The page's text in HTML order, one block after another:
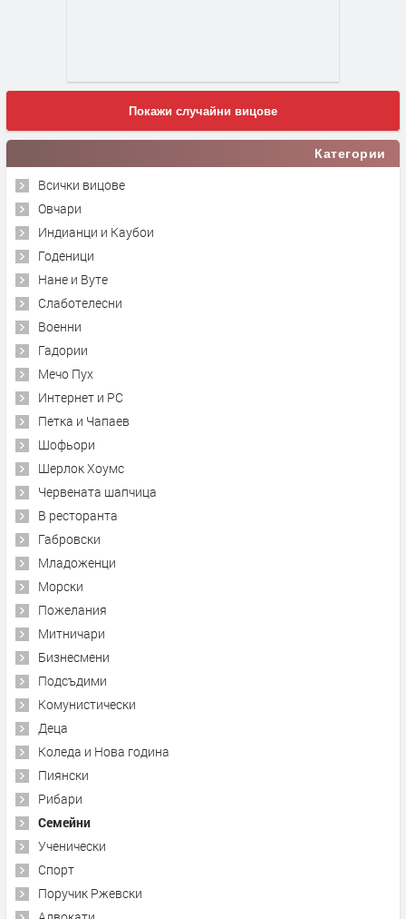
Покажи случайни вицове
Категории
Всички вицове
Овчари
Индианци и Каубои
Годеници
Нане и Вуте
Слаботелесни
Военни
Гадории
Мечо Пух
Интернет и PC
Петка и Чапаев
Шофьори
Шерлок Хоумс
Червената шапчица
В ресторанта
Габровски
Младоженци
Морски
Пожелания
Митничари
Бизнесмени
Подсъдими
Комунистически
Деца
Коледа и Нова година
Пиянски
Рибари
Семейни
Ученически
Спорт
Поручик Ржевски